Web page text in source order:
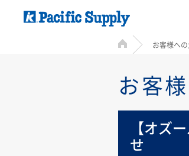
HOME
お客様へ
お客
【オズ
せ